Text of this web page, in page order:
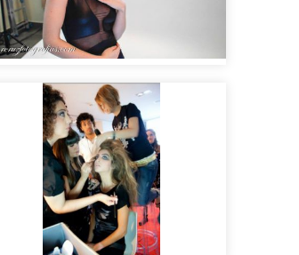
Making of sesión de fotos